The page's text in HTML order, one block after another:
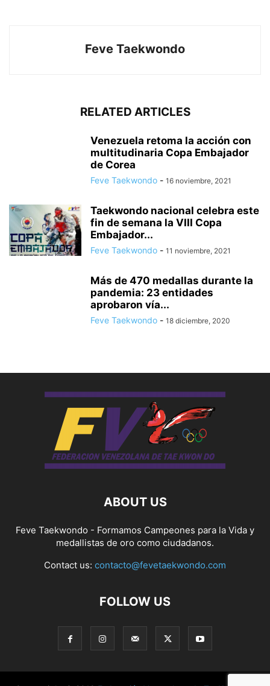
Feve Taekwondo
RELATED ARTICLES
Venezuela retoma la acción con
multitudinaria Copa Embajador
de Corea
Feve Taekwondo - 16 noviembre, 2021
Taekwondo nacional celebra este
fin de semana la VIII Copa
Embajador...
Feve Taekwondo - 11 noviembre, 2021
Más de 470 medallas durante la
pandemia: 23 entidades
aprobaron vía...
Feve Taekwondo - 18 diciembre, 2020
ABOUT US
Feve Taekwondo - Formamos Campeones para la Vida y
medallistas de oro como ciudadanos.
Contact us: contacto@fevetaekwondo.com
FOLLOW US